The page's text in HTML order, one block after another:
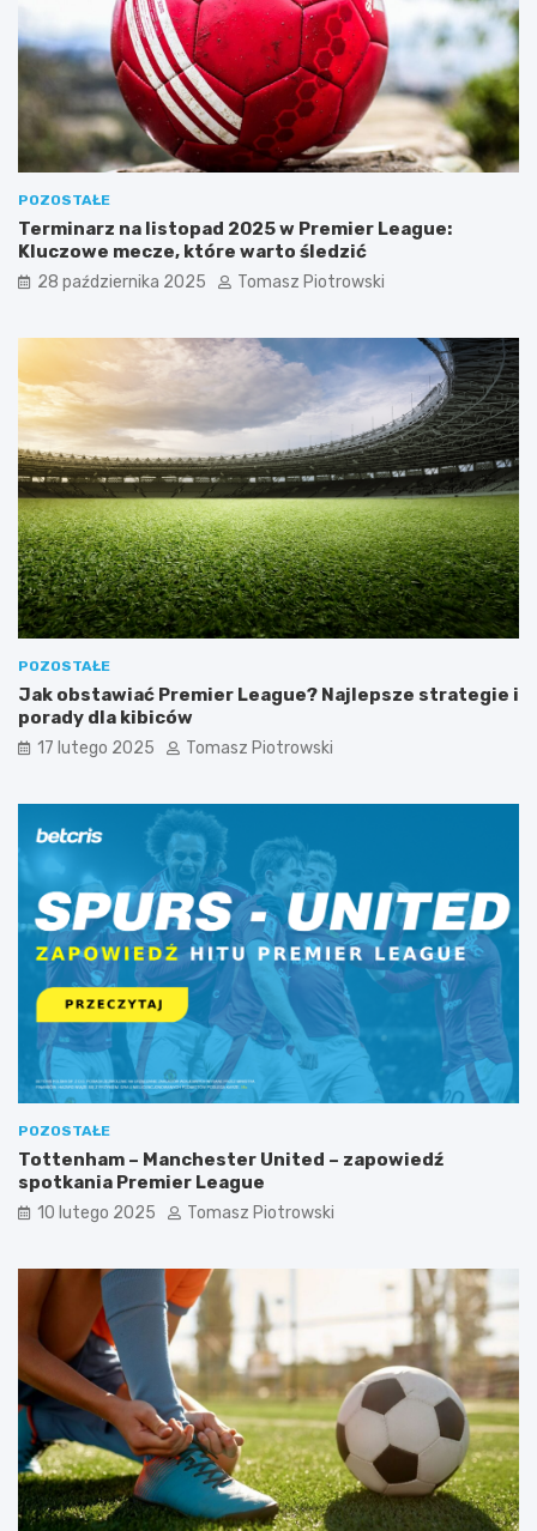
POZOSTAŁE
Terminarz na listopad 2025 w Premier League:
Kluczowe mecze, które warto śledzić
28 października 2025 Tomasz Piotrowski
POZOSTAŁE
Jak obstawiać Premier League? Najlepsze strategie i
porady dla kibiców
17 lutego 2025 Tomasz Piotrowski
POZOSTAŁE
Tottenham – Manchester United – zapowiedź
spotkania Premier League
10 lutego 2025 Tomasz Piotrowski